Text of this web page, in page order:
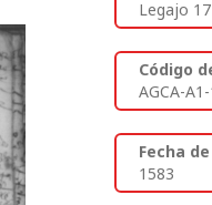
Legajo
Código
AGCA-
Fecha
1583